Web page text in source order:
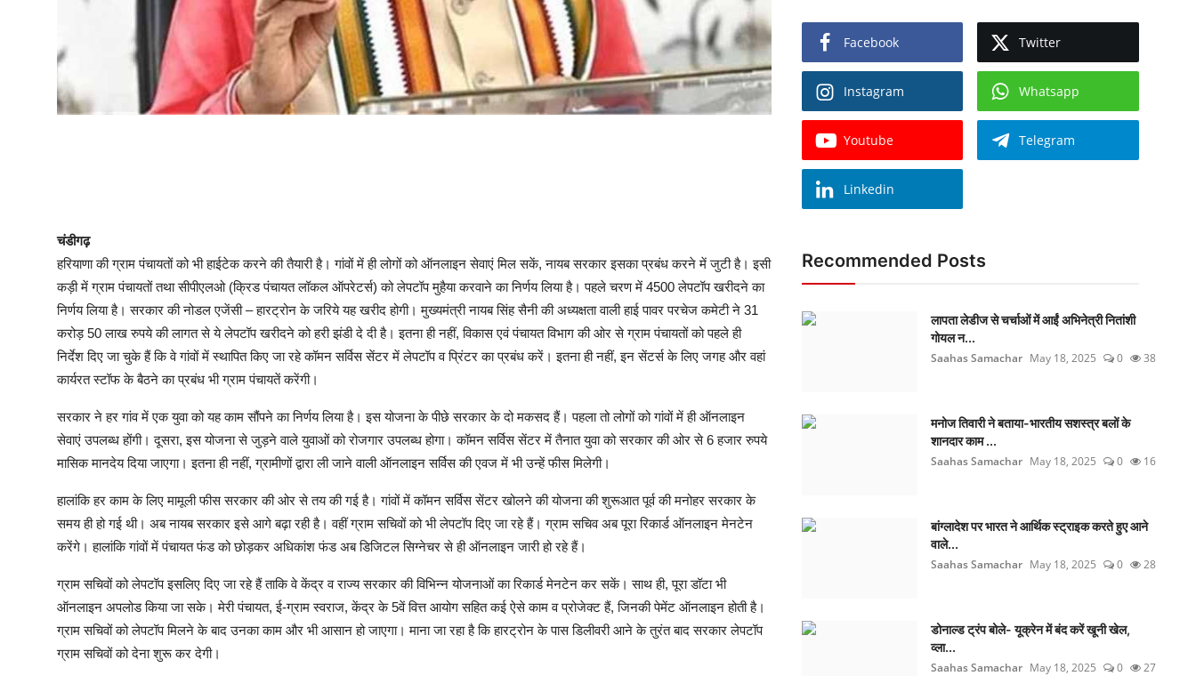
चंडीगढ़
हरियाणा की ग्राम पंचायतों को भी हाईटेक करने की तैयारी है। गांवों में ही लोगों को ऑनलाइन सेवाएं मिल सकें, नायब सरकार इसका प्रबंध करने में जुटी है। इसी
कड़ी में ग्राम पंचायतों तथा सीपीएलओ (क्रिड पंचायत लॉकल ऑपरेटर्स) को लेपटॉप मुहैया करवाने का निर्णय लिया है। पहले चरण में 4500 लेपटॉप खरीदने का
निर्णय लिया है। सरकार की नोडल एजेंसी – हारट्रोन के जरिये यह खरीद होगी। मुख्यमंत्री नायब सिंह सैनी की अध्यक्षता वाली हाई पावर परचेज कमेटी ने 31
करोड़ 50 लाख रुपये की लागत से ये लेपटॉप खरीदने को हरी झंडी दे दी है। इतना ही नहीं, विकास एवं पंचायत विभाग की ओर से ग्राम पंचायतों को पहले ही
निर्देश दिए जा चुके हैं कि वे गांवों में स्थापित किए जा रहे कॉमन सर्विस सेंटर में लेपटॉप व प्रिंटर का प्रबंध करें। इतना ही नहीं, इन सेंटर्स के लिए जगह और वहां
कार्यरत स्टॉफ के बैठने का प्रबंध भी ग्राम पंचायतें करेंगी।
सरकार ने हर गांव में एक युवा को यह काम सौंपने का निर्णय लिया है। इस योजना के पीछे सरकार के दो मकसद हैं। पहला तो लोगों को गांवों में ही ऑनलाइन
सेवाएं उपलब्ध होंगी। दूसरा, इस योजना से जुड़ने वाले युवाओं को रोजगार उपलब्ध होगा। कॉमन सर्विस सेंटर में तैनात युवा को सरकार की ओर से 6 हजार रुपये
मासिक मानदेय दिया जाएगा। इतना ही नहीं, ग्रामीणों द्वारा ली जाने वाली ऑनलाइन सर्विस की एवज में भी उन्हें फीस मिलेगी।
हालांकि हर काम के लिए मामूली फीस सरकार की ओर से तय की गई है। गांवों में कॉमन सर्विस सेंटर खोलने की योजना की शुरूआत पूर्व की मनोहर सरकार के
समय ही हो गई थी। अब नायब सरकार इसे आगे बढ़ा रही है। वहीं ग्राम सचिवों को भी लेपटॉप दिए जा रहे हैं। ग्राम सचिव अब पूरा रिकार्ड ऑनलाइन मेनटेन
करेंगे। हालांकि गांवों में पंचायत फंड को छोड़कर अधिकांश फंड अब डिजिटल सिग्नेचर से ही ऑनलाइन जारी हो रहे हैं।
ग्राम सचिवों को लेपटॉप इसलिए दिए जा रहे हैं ताकि वे केंद्र व राज्य सरकार की विभिन्न योजनाओं का रिकार्ड मेनटेन कर सकें। साथ ही, पूरा डॉटा भी
ऑनलाइन अपलोड किया जा सके। मेरी पंचायत, ई-ग्राम स्वराज, केंद्र के 5वें वित्त आयोग सहित कई ऐसे काम व प्रोजेक्ट हैं, जिनकी पेमेंट ऑनलाइन होती है।
ग्राम सचिवों को लेपटॉप मिलने के बाद उनका काम और भी आसान हो जाएगा। माना जा रहा है कि हारट्रोन के पास डिलीवरी आने के तुरंत बाद सरकार लेपटॉप
ग्राम सचिवों को देना शुरू कर देगी।
Facebook Twitter
Instagram Whatsapp
Youtube Telegram
Linkedin
Recommended Posts
लापता लेडीज से चर्चाओं में आईं अभिनेत्री नितांशी
गोयल न...
Saahas Samachar May 18, 2025 0 38
मनोज तिवारी ने बताया-भारतीय सशस्त्र बलों के
शानदार काम ...
Saahas Samachar May 18, 2025 0 16
बांग्लादेश पर भारत ने आर्थिक स्ट्राइक करते हुए आने
वाले...
Saahas Samachar May 18, 2025 0 28
डोनाल्ड ट्रंप बोले- यूक्रेन में बंद करें खूनी खेल,
व्ला...
Saahas Samachar May 18, 2025 0 27